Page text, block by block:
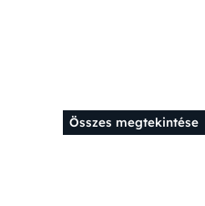
Összes megtekintése